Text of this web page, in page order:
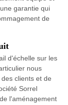
garantie qui
de
d'échelle sur les
nous
clients et de
Sorrel
l'aménagement